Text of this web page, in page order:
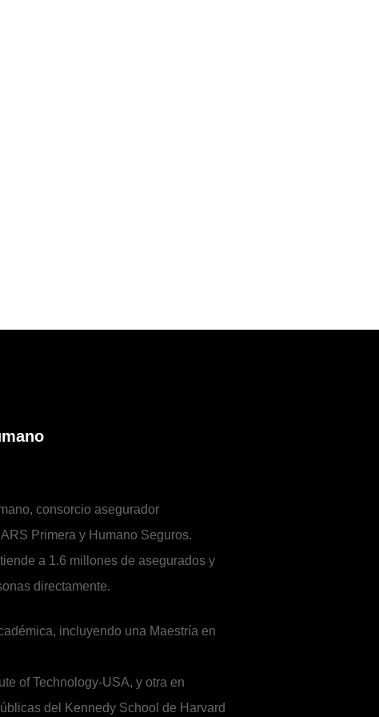
consorcio asegurador
Primera y Humano Seguros.
a 1.6 millones de asegurados y
directamente.
incluyendo una Maestría en
of Technology-USA, y otra en
del Kennedy School de Harvard